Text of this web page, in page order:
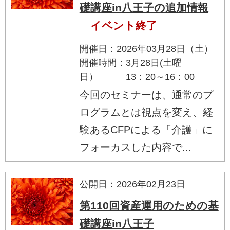
礎講座in八王子の追加情報
イベント終了
開催日：2026年03月28日（土）
開催時間：3月28日(土曜
日） 13：20～16：00
今回のセミナーは、通常のプ
ログラムとは視点を変え、経
験あるCFPによる「介護」に
フォーカスした内容で...
公開日：2026年02月23日
第110回資産運用のための基
礎講座in八王子